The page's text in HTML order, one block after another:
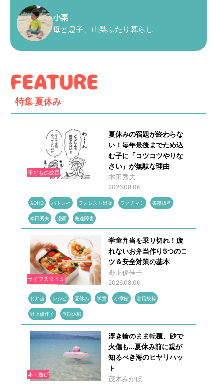
小栗
母と息子、山梨ふたり暮らし
特集 夏休み
子どもの成長
夏休みの宿題が終わらな
い！毎年最後までため込
む子に「コツコツやりな
さい」が無駄な理由
本田秀夫
2026.08.06
ADHD バトン社 フォレスト出版 フクチマミ 書籍抜粋
本田秀夫 漫画 発達障害
ライフスタイル
学童弁当を乗り切れ！疲
れないお弁当作り5つのコ
ツ＆安全対策の基本
野上優佳子
2026.08.06
お弁当 レシピ 夏休み 学童 小学館 書籍抜粋
野上優佳子 長期休暇
本・遊び
浮き輪のまま転覆、砂で
火傷も...夏休み前に親が
知るべき海のヒヤリハッ
ト
茂木みかほ